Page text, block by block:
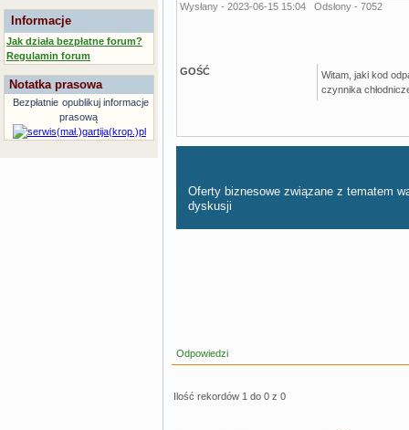
Informacje
Jak działa bezpłatne forum?
Regulamin forum
Notatka prasowa
Bezpłatnie opublikuj informacje
prasową
Wysłany - 2023-06-15 15:04
Odsłony - 7052
GOŚĆ
Witam, jaki kod
czynnika
Oferty biznesowe związane z tematem
dyskusji
Odpowiedzi
Ilość rekordów 1 do 0 z 0